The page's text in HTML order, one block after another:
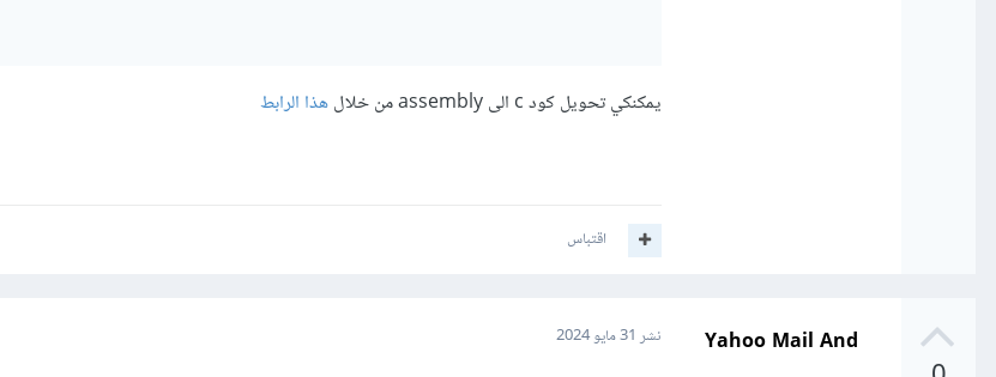
يمكنكي تحويل كود c الى assembly من خلال هذا الرابط
اقتباس
Yahoo Mail And نشر 31 مايو 2024